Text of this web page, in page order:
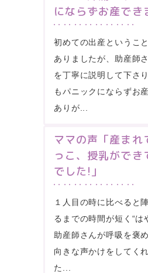
にならずお産でき
初めての出産というこ
ありましたが、助産師
を丁寧に説明して下さ
もパニックにならずお
ありが...
ママの声「産まれ
っこ、授乳ができ
でした!」
１人目の時に比べると
るまでの時間が短く“は
助産師さんが呼吸を褒
向きな声かけをしてく
た...